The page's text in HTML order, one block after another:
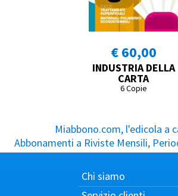
€ 60,00
INDUSTRIA DELLA
CARTA
6 Copie
Miabbono.com, l'edicola a
Abbonamenti a Riviste Mensili,
Chi siamo